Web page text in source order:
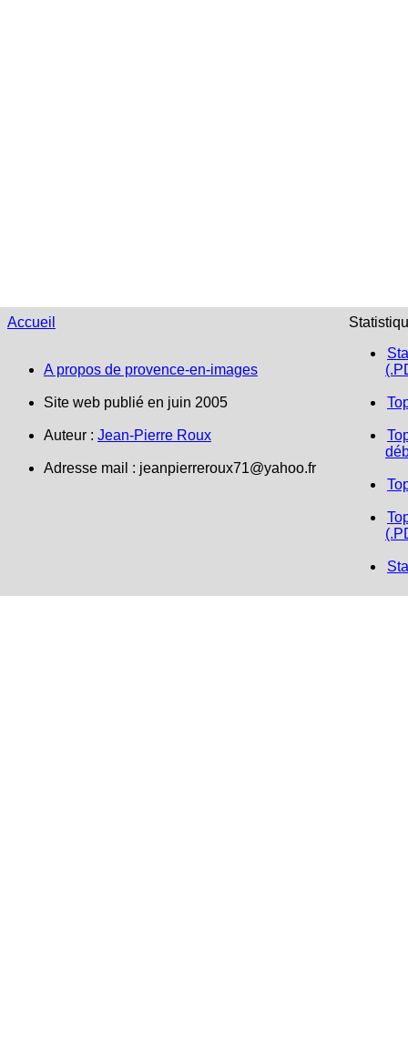
Accueil
A propos de provence-en-images
Site web publié en juin 2005
Auteur : Jean-Pierre Roux
Adresse mail : jeanpierreroux71@yahoo.fr